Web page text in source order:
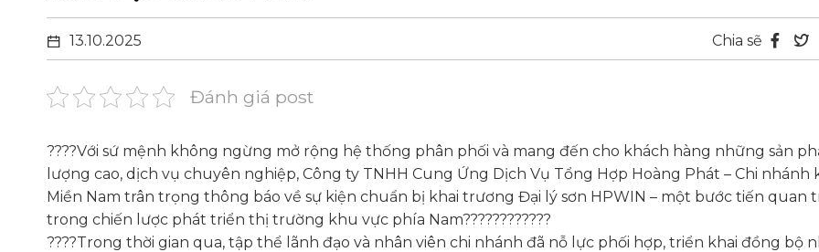
13.10.2025 Chia sẽ
Đánh giá post
????Với sứ mệnh không ngừng mở rộng hệ thống phân phối và mang đến cho khách hàng những sản
lượng cao, dịch vụ chuyên nghiệp, Công ty TNHH Cung Ứng Dịch Vụ Tổng Hợp Hoàng Phát – Chi nhánh
Miền Nam trân trọng thông báo về sự kiện chuẩn bị khai trương Đại lý sơn HPWIN – một bước tiến quan
trong chiến lược phát triển thị trường khu vực phía Nam????????????
????Trong thời gian qua, tập thể lãnh đạo và nhân viên chi nhánh đã nỗ lực phối hợp, triển khai đồng bộ